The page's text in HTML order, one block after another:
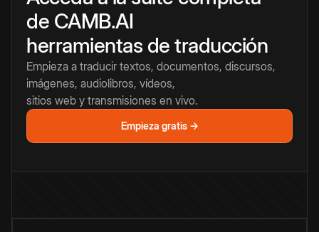
de CAMB.AI
herramientas de traducción
Empieza a traducir textos, documentos, discursos,
imágenes, audiolibros, vídeos,
sitios web y transmisiones en vivo.
Empieza gratis →